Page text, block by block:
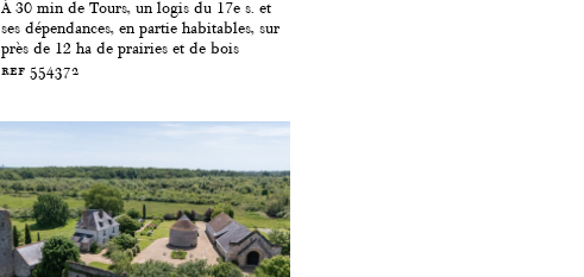
À 30 min de Tours, un logis du 17e s. et
ses dépendances, en partie habitables, sur
près de 12 ha de prairies et de bois
ref 554372